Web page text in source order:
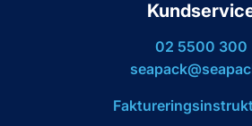
02 5500 300